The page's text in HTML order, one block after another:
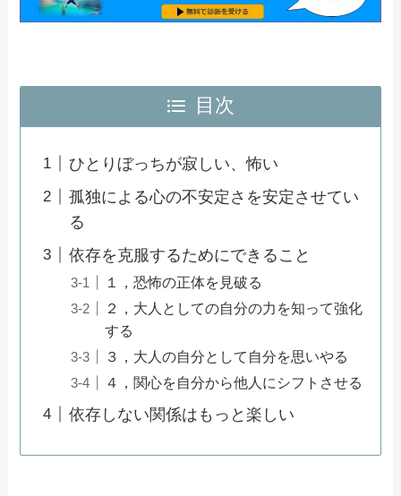
目次
ひとりぼっちが寂しい、怖い
孤独による心の不安定さを安定させてい
る
依存を克服するためにできること
１，恐怖の正体を見破る
２，大人としての自分の力を知って強化
する
３，大人の自分として自分を思いやる
４，関心を自分から他人にシフトさせる
依存しない関係はもっと楽しい